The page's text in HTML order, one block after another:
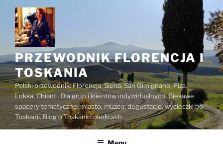
Przejdź
treści
PRZEWODNIK FLORENCJA I
TOSKANIA
Polski przewodnik: Florencja, Siena, San Gimignano, Piza,
Lukka, Chianti. Dla grup i klientów indywidualnych. Ciekawe
spacery tematyczne: miasto, muzea, degustacje, wycieczki po
Toskanii. Blog o Toskanii i okolicach.